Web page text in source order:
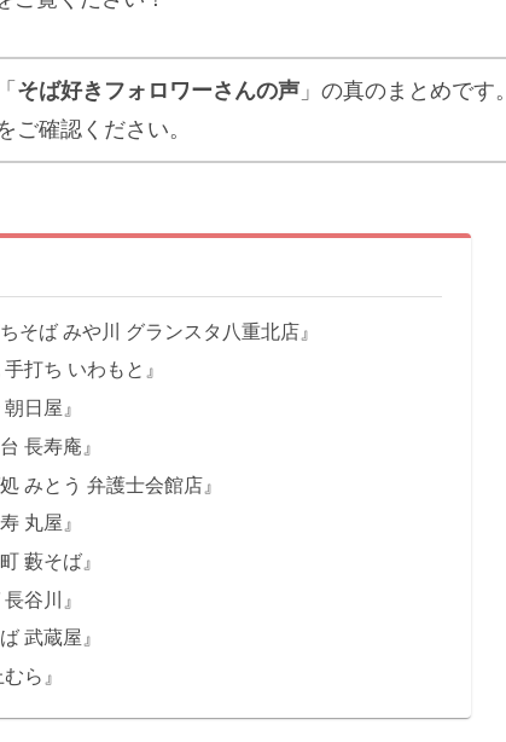
そば好きフォロワーさんの声 」の真のまとめです。
ご確認ください。
ば みや川 グランスタ八重北店』
打ち いわもと』
日屋』
長寿庵』
みとう 弁護士会館店』
丸屋』
藪そば』
谷川』
武蔵屋』
ら』